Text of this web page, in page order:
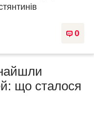
0
що сталося